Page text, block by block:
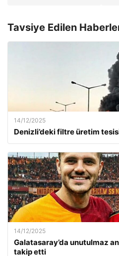
Tavsiye Edilen
14/12/2025
Denizli’deki filtre üretim
14/12/2025
Galatasaray’da unutulmaz
takip etti